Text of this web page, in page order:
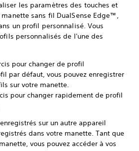
les paramètres des touches et
sans fil DualSense Edge™,
un profil personnalisé. Vous
personnalisés de l'une des
pour changer de profil
par défaut, vous pouvez enregistrer
sur votre manette.
pour changer rapidement de profil
sur un autre appareil
dans votre manette. Tant que
vous pouvez accéder à vos